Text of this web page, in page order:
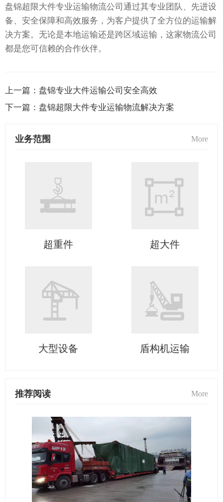
盘锦超限大件专业运输物流公司通过其专业团队、先进设
备、安全保障和高效服务，为客户提供了全方位的运输解
决方案。无论是本地运输还是跨区域运输，这家物流公司
都是您可信赖的合作伙伴。
上一篇： 盘锦专业大件运输公司安全高效
下一篇： 盘锦超限大件专业运输物流解决方案
业务范围 More
超重件 超大件
大型设备 盾构机运输
推荐阅读 More